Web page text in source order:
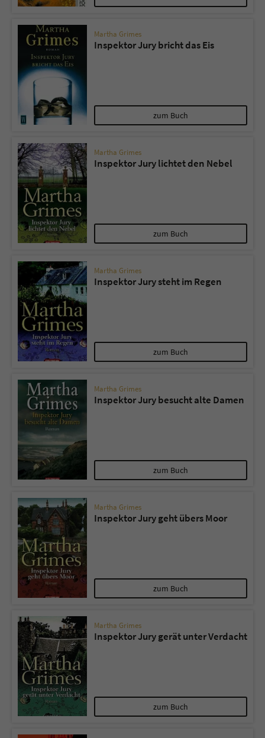
Martha Grimes
Inspektor Jury bricht das Eis
zum Buch
Martha Grimes
Inspektor Jury lichtet den Nebel
zum Buch
Martha Grimes
Inspektor Jury steht im Regen
zum Buch
Martha Grimes
Inspektor Jury besucht alte Damen
zum Buch
Martha Grimes
Inspektor Jury geht übers Moor
zum Buch
Martha Grimes
Inspektor Jury gerät unter Verdacht
zum Buch